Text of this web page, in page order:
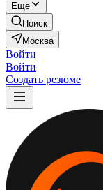
Ещё
Поиск
Москва
Войти
Войти
Создать резюме